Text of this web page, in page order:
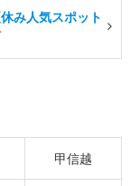
み人気スポット
甲信越